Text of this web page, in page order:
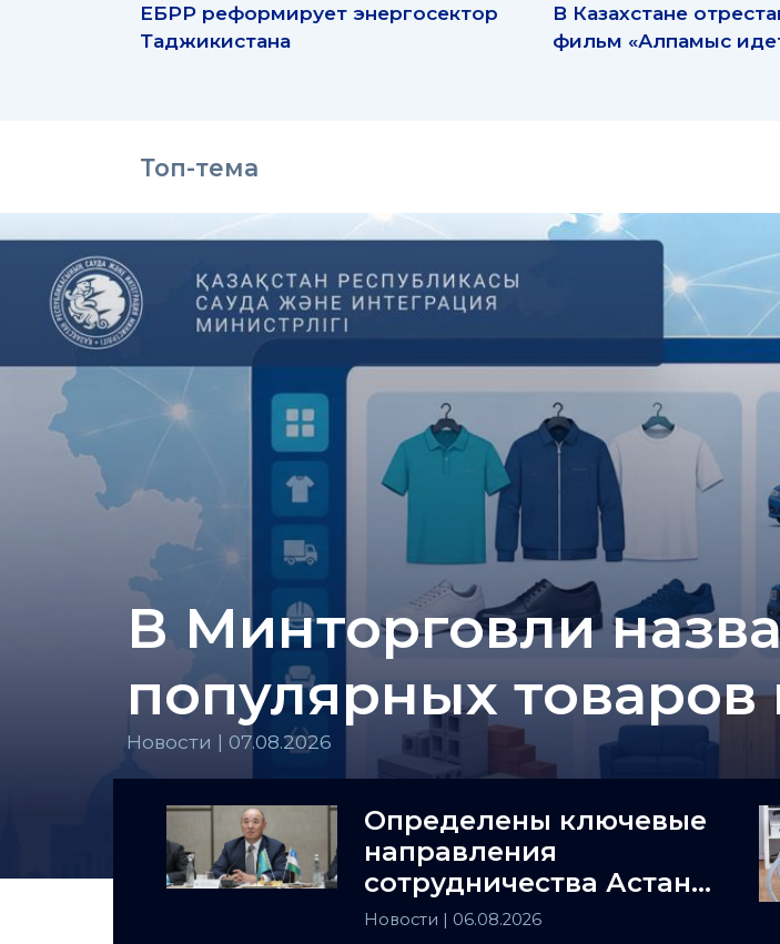
ЕБРР реформирует энергосектор
Таджикистана
В Казахстане
фильм «Алпамыс
Топ-тема
В Минторговли
популярных товаров
Новости | 07.08.2026
Определены ключевые
направления
сотрудничества Астаны
и Ташкента
Новости | 06.08.2026